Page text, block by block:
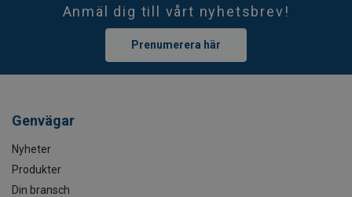
Anmäl dig till vårt nyhetsbrev!
Prenumerera här
Genvägar
Nyheter
Produkter
Din bransch